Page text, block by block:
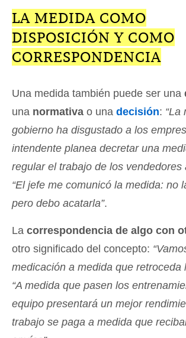
LA MEDIDA COMO
DISPOSICIÓN Y COMO
CORRESPONDENCIA
Una medida también puede ser una
una normativa o una decisión: “La
gobierno ha disgustado a los
intendente planea decretar una
regular el trabajo de los vendedores
“El jefe me comunicó la medida: no
pero debo acatarla”.
La correspondencia de algo con
otro significado del concepto:
medicación a medida que retroceda
“A medida que pasen los
equipo presentará un mejor
trabajo se paga a medida que